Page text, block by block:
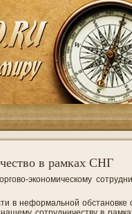
в рамках СНГ
экономическому
в неформальной обстановке